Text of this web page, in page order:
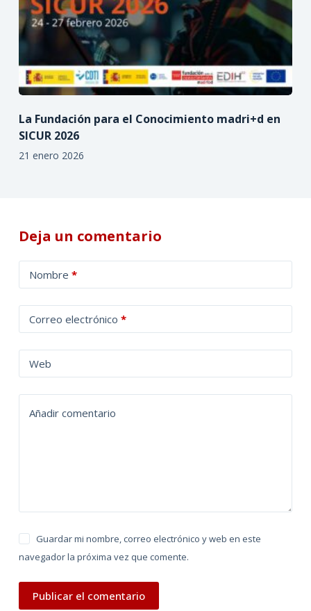
La Fundación para el Conocimiento madri+d en
SICUR 2026
21 enero 2026
Deja un comentario
Nombre *
Correo electrónico *
Web
Añadir comentario
Guardar mi nombre, correo electrónico y web en este
navegador la próxima vez que comente.
Publicar el comentario
l
t
a
t